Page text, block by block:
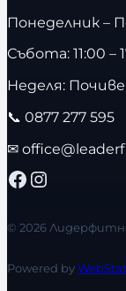
Понеделник –
Събота: 11:00 –
Неделя:
📞 0877 277 595
✉
Facebook Instagram
© 2026
Powered by